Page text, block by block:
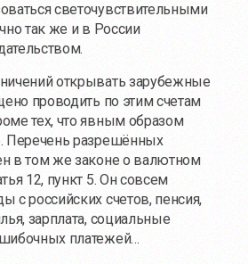
светочувствительными
так же и в России
открывать зарубежные
проводить по этим счетам
тех, что явным образом
Перечень разрешённых
в том же законе о валютном
12, пункт 5. Он совсем
с российских счетов, пенсия,
зарплата, социальные
платежей…